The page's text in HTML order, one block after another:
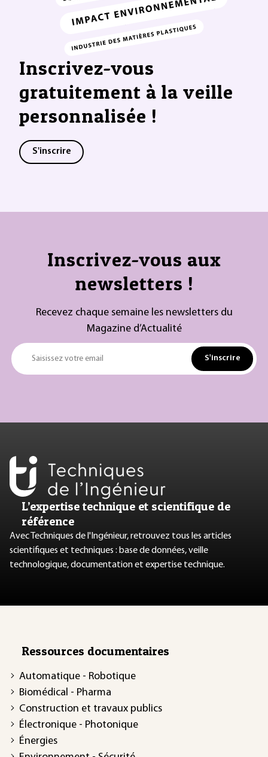
Inscrivez-vous
gratuitement à la veille
personnalisée !
S'inscrire
Inscrivez-vous aux
newsletters !
Recevez chaque semaine les newsletters du
Magazine d’Actualité
Saisissez votre email S'inscrire
L’expertise technique et scientifique de
référence
Avec Techniques de l'Ingénieur, retrouvez tous les articles
scientifiques et techniques : base de données, veille
technologique, documentation et expertise technique.
Ressources documentaires
Automatique - Robotique
Biomédical - Pharma
Construction et travaux publics
Électronique - Photonique
Énergies